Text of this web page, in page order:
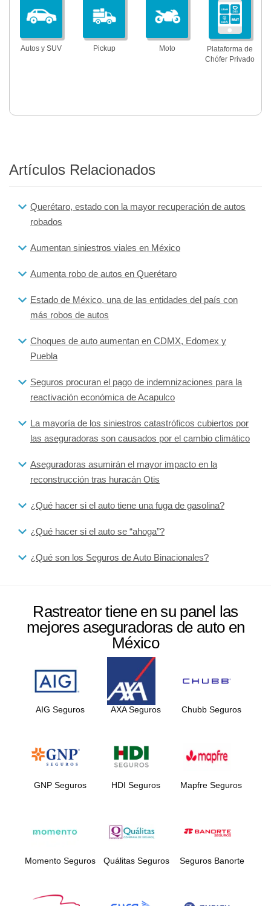
Autos y SUV Pickup Moto
Plataforma de
Chófer Privado
Artículos Relacionados
Querétaro, estado con la mayor recuperación de autos
robados
Aumentan siniestros viales en México
Aumenta robo de autos en Querétaro
Estado de México, una de las entidades del país con
más robos de autos
Choques de auto aumentan en CDMX, Edomex y
Puebla
Seguros procuran el pago de indemnizaciones para la
reactivación económica de Acapulco
La mayoría de los siniestros catastróficos cubiertos por
las aseguradoras son causados por el cambio climático
Aseguradoras asumirán el mayor impacto en la
reconstrucción tras huracán Otis
¿Qué hacer si el auto tiene una fuga de gasolina?
¿Qué hacer si el auto se “ahoga”?
¿Qué son los Seguros de Auto Binacionales?
Rastreator tiene en su panel las
mejores aseguradoras de auto en
México
AIG Seguros AXA Seguros Chubb Seguros
GNP Seguros HDI Seguros Mapfre Seguros
Momento Seguros Quálitas Seguros Seguros Banorte